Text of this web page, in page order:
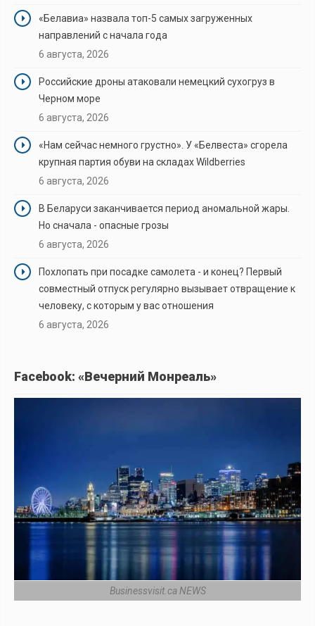
«Белавиа» назвала топ-5 самых загруженных
направлений с начала года
6 августа, 2026
Российские дроны атаковали немецкий сухогруз в
Черном море
6 августа, 2026
«Нам сейчас немного грустно». У «Белвеста» сгорела
крупная партия обуви на складах Wildberries
6 августа, 2026
В Беларуси заканчивается период аномальной жары.
Но сначала - опасные грозы
6 августа, 2026
Похлопать при посадке самолета - и конец? Первый
совместный отпуск регулярно вызывает отвращение к
человеку, с которым у вас отношения
6 августа, 2026
Facebook: «Вечерний Монреаль»
Businessvisit.ca NEWS